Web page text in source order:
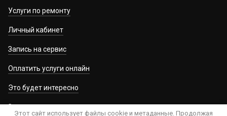
Услуги по ремонту
Личный кабинет
Запись на сервис
Оплатить услуги онлайн
Это будет интересно
Запчасти
Этот сайт использует файлы cookie и метаданные. Продолжая